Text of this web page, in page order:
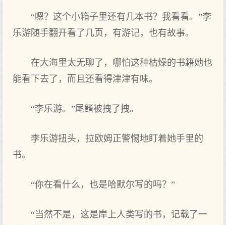
“嗯？这个小箱子里还有几本书？我看看。”李
乐游随手翻开看了‌几页，有游记，也有故事。
在大海里太无聊了‌，哪怕这种枯燥的书籍她也
能看下‌去了‌，而且还看得‌津津有味。
“李乐游。”尾鳍被拽了‌拽。
李乐游扭头，拉欧姆正警惕地盯着她手里的
书。
“你在看什么，也是哈默尔写的吗？”
“当然不是，这是岸上人类写的书，记载了‌一